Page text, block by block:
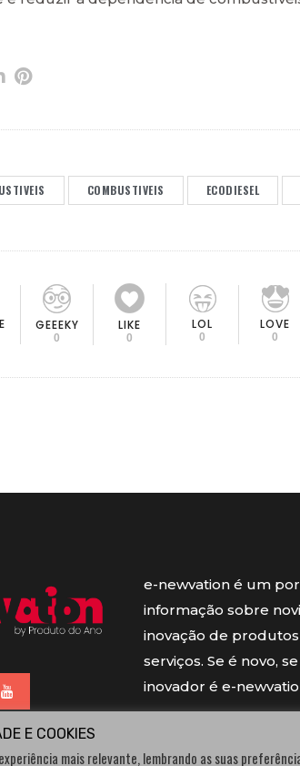
COMBUSTIVEIS ECODIESEL
GEEEKY
0
LIKE
0
LOL
0
LOVE
0
e-newvation é um
informação sobre
inovação de
serviços. Se é novo,
inovador é e-
E COOKIES
mais relevante, lembrando as suas